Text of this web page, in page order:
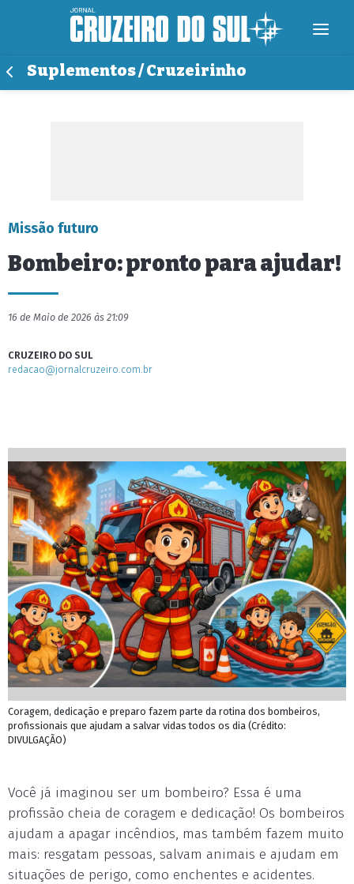
Suplementos / Cruzeirinho
Missão futuro
Bombeiro: pronto para ajudar!
16 de Maio de 2026 às 21:09
CRUZEIRO DO SUL
redacao@jornalcruzeiro.com.br
Coragem, dedicação e preparo fazem parte da rotina dos bombeiros,
profissionais que ajudam a salvar vidas todos os dia (Crédito:
DIVULGAÇÃO)
Você já imaginou ser um bombeiro? Essa é uma
profissão cheia de coragem e dedicação! Os bombeiros
ajudam a apagar incêndios, mas também fazem muito
mais: resgatam pessoas, salvam animais e ajudam em
situações de perigo, como enchentes e acidentes.